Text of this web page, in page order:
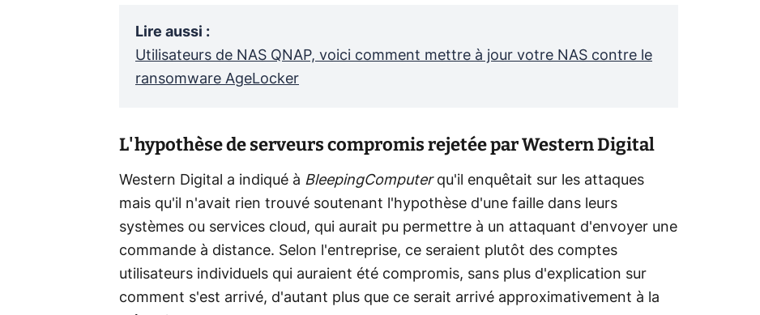
Lire aussi :
Utilisateurs de NAS QNAP, voici comment mettre à jour votre NAS contre le
ransomware AgeLocker
L'hypothèse de serveurs compromis rejetée par Western Digital
Western Digital a indiqué à BleepingComputerqu'il enquêtait sur les attaques
mais qu'il n'avait rien trouvé soutenant l'hypothèse d'une faille dans leurs
systèmes ou services cloud, qui aurait pu permettre à un attaquant d'envoyer une
commande à distance. Selon l'entreprise, ce seraient plutôt des comptes
utilisateurs individuels qui auraient été compromis, sans plus d'explication sur
comment s'est arrivé, d'autant plus que ce serait arrivé approximativement à la